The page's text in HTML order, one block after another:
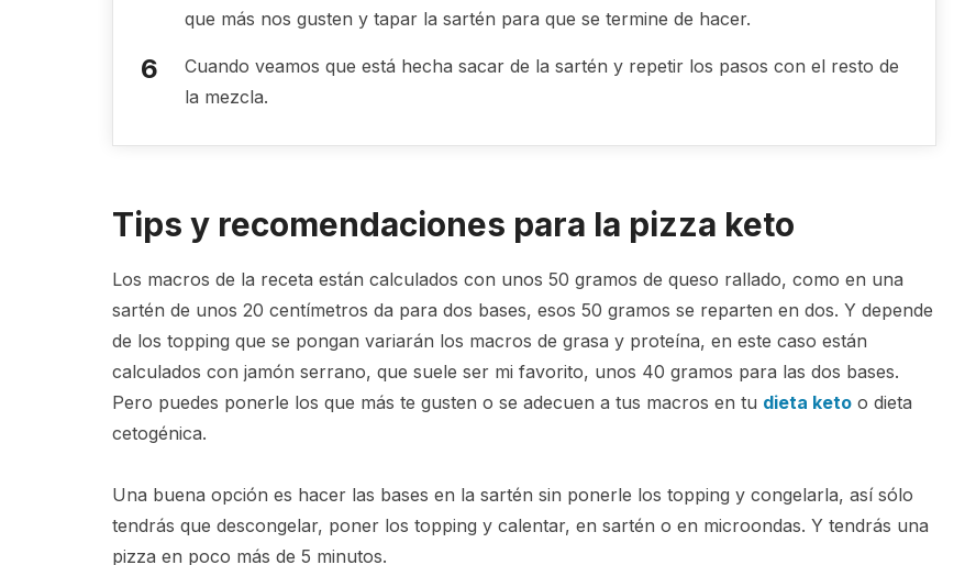
que más nos gusten y tapar la sartén para que se termine de hacer.
Cuando veamos que está hecha sacar de la sartén y repetir los pasos con el resto de
la mezcla.
Tips y recomendaciones para la pizza keto
Los macros de la receta están calculados con unos 50 gramos de queso rallado, como en una
sartén de unos 20 centímetros da para dos bases, esos 50 gramos se reparten en dos. Y depende
de los topping que se pongan variarán los macros de grasa y proteína, en este caso están
calculados con jamón serrano, que suele ser mi favorito, unos 40 gramos para las dos bases.
Pero puedes ponerle los que más te gusten o se adecuen a tus macros en tu dieta keto o dieta
cetogénica.
Una buena opción es hacer las bases en la sartén sin ponerle los topping y congelarla, así sólo
tendrás que descongelar, poner los topping y calentar, en sartén o en microondas. Y tendrás una
pizza en poco más de 5 minutos.